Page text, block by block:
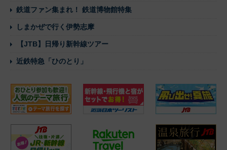
鉄道ファン集まれ！ 鉄道博物館特集
しまかぜで行く伊勢志摩
【JTB】日帰り新幹線ツアー
近鉄特急「ひのとり」